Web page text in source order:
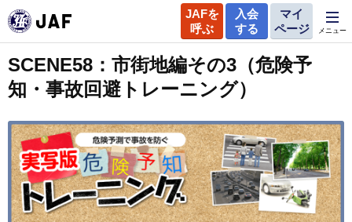
JAFを
呼ぶ
入会
する
マイ
ページ
メニュー
SCENE58：市街地編その3（危険予
知・事故回避トレーニング）